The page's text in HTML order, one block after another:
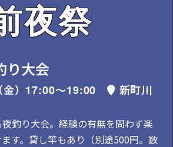
夜祭
り大会
金）17:00～19:00
新町川
釣り大会。経験の有無を問わず楽
す。貸し竿もあり（別途500円。数